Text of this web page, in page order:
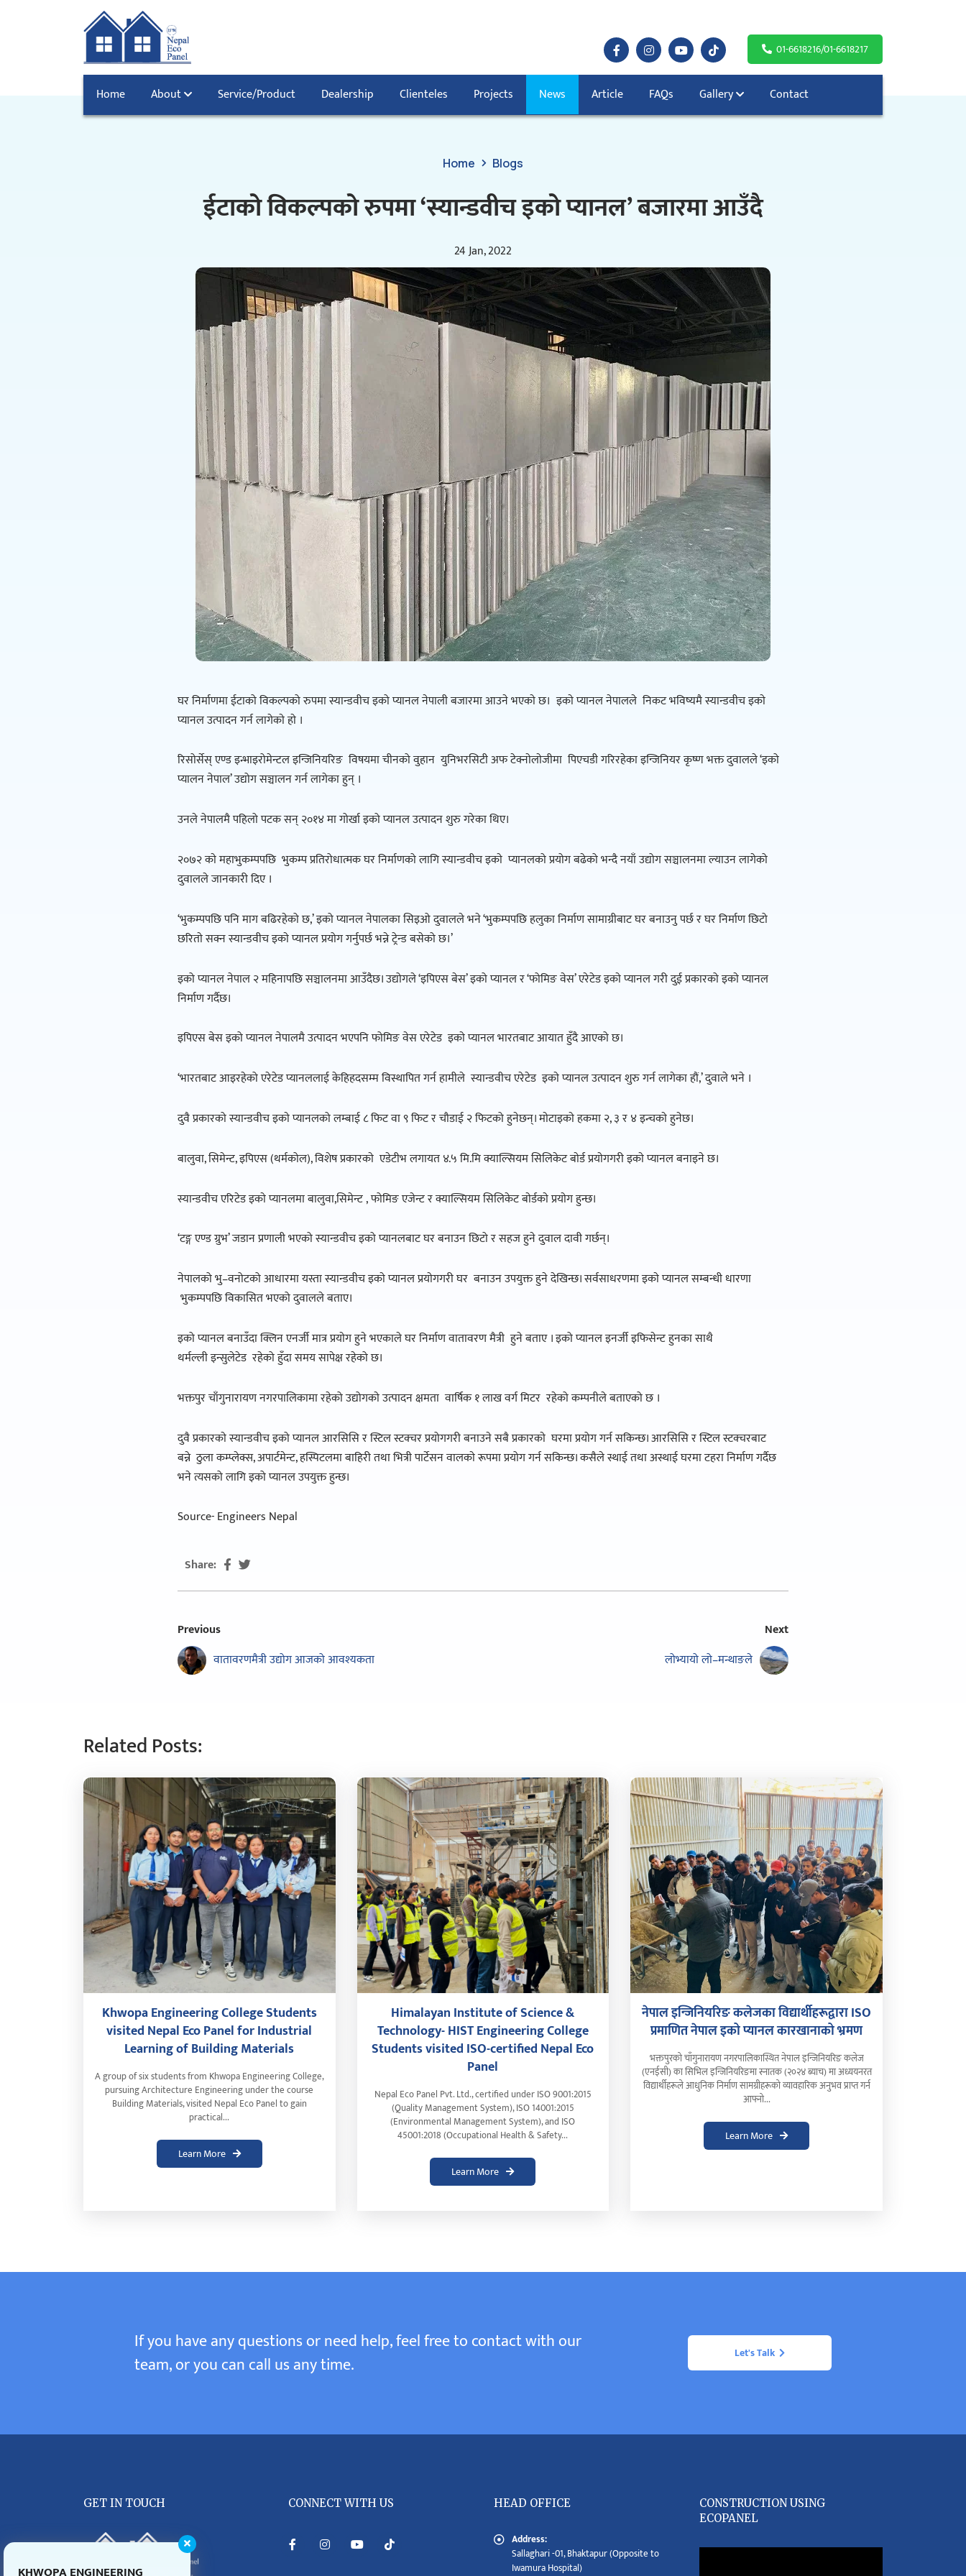
01-6618216/01-6618217
Home About Service/Product Dealership Clienteles Projects News Article FAQs Gallery Contact
Home Blogs
ईटाको विकल्पको रुपमा ‘स्यान्डवीच इको प्यानल’ बजारमा आउँदै
24 Jan, 2022
घर निर्माणमा ईटाको विकल्पको रुपमा स्यान्डवीच इको प्यानल नेपाली बजारमा आउने भएकाे छ। इकाे प्यानल नेपालले निकट भविष्यमै स्यान्डवीच इकाे
प्यानल उत्पादन गर्न लागेकाे हाे ।
रिसोर्सेस् एण्ड इन्भाइरोमेन्टल इन्जिनियरिङ विषयमा चीनको वुहान युनिभरसिटी अफ टेक्नाेलाेजीमा पिएचडी गरिरहेका इन्जिनियर कृष्ण भक्त दुवालले ‘इको
प्यालन नेपाल’ उद्योग सञ्चालन गर्न लागेका हुन् ।
उनले नेपालमै पहिलो पटक सन् २०१४ मा गोर्खा इको प्यानल उत्पादन शुरु गरेका थिए।
२०७२ काे महाभुकम्पपछि भुकम्प प्रतिरोधात्मक घर निर्माणको लागि स्यान्डवीच इकाे प्यानलको प्रयोग बढेको भन्दै नयाँ उद्योग सञ्चालनमा ल्याउन लागेको
दुवालले जानकारी दिए ।
‘भुकम्पपछि पनि माग बढिरहेको छ,’ इको प्यानल नेपालका सिइओ दुवालले भने ‘भुकम्पपछि हलुका निर्माण सामाग्रीबाट घर बनाउनु पर्छ र घर निर्माण छिटो
छरिताे सक्न स्यान्डवीच इकाे प्यानल प्रयोग गर्नुपर्छ भन्ने ट्रेन्ड बसेको छ।’
इको प्यानल नेपाल २ महिनापछि सञ्चालनमा आउँदैछ। उद्योगले ‘इपिएस बेस’ इको प्यानल र ‘फोमिङ वेस’ एरेटेड इकाे प्यानल गरी दुई प्रकारको इकाे प्यानल
निर्माण गर्दैछ।
इपिएस बेस इको प्यानल नेपालमै उत्पादन भएपनि फोमिङ वेस एरेटेड इकाे प्यानल भारतबाट आयात हुँदै आएको छ।
‘भारतबाट आइरहेको एरेटेड प्यानललाई केहिहदसम्म विस्थापित गर्न हामीले स्यान्डवीच एरेटेड इकाे प्यानल उत्पादन शुरु गर्न लागेका हौं,’ दुवाले भने ।
दुवै प्रकारको स्यान्डवीच इकाे प्यानलको लम्बाई ८ फिट वा ९ फिट र चौडाई २ फिटको हुनेछन्। माेटाइकाे हकमा २, ३ र ४ इन्चकाे हुनेछ।
बालुवा, सिमेन्ट, इपिएस (थर्मकोल), विशेष प्रकारकाे एडेटीभ लगायत ४.५ मि.मि क्याल्सियम सिलिकेट बाेर्ड प्रयाेगगरी इकाे प्यानल बनाइने छ।
स्यान्डवीच एरिटेड इकाे प्यानलमा बालुवा,सिमेन्ट , फोमिङ एजेन्ट र क्याल्सियम सिलिकेट बाेर्डकाे प्रयाेग हुन्छ।
‘टङ्ग एण्ड ग्रुभ’ जडान प्रणाली भएको स्यान्डवीच इको प्यानलबाट घर बनाउन छिटो र सहज हुने दुवाल दावी गर्छन्।
नेपालको भु–वनोटको आधारमा यस्ता स्यान्डवीच इकाे प्यानल प्रयाेगगरी घर बनाउन उपयुक्त हुने देखिन्छ। सर्वसाधरणमा इकाे प्यानल सम्बन्धी धारणा
भुकम्पपछि विकासित भएको दुवालले बताए।
इको प्यानल बनाउँदा क्लिन एनर्जी मात्र प्रयाेग हुने भएकाले घर निर्माण वातावरण मैत्री हुने बताए । इको प्यानल इनर्जी इफिसेन्ट हुनका साथै
थर्मल्ली इन्सुलेटेड रहेको हुँदा समय सापेक्ष रहेको छ।
भक्तपुर चाँगुनारायण नगरपालिकामा रहेको उद्योगकाे उत्पादन क्षमता वार्षिक १ लाख वर्ग मिटर रहेको कम्पनीले बताएको छ ।
दुवै प्रकारकाे स्यान्डवीच इको प्यानल आरसिसि र स्टिल स्टक्चर प्रयोगगरी बनाउने सबै प्रकारकाे घरमा प्रयोग गर्न सकिन्छ। आरसिसि र स्टिल स्टक्चरबाट
बन्ने ठुला कम्प्लेक्स, अपार्टमेन्ट, हस्पिटलमा बाहिरी तथा भित्री पार्टेसन वालकाे रूपमा प्रयोग गर्न सकिन्छ। कसैले स्थाई तथा अस्थाई घरमा टहरा निर्माण गर्दैछ
भने त्यसको लागि इको प्यानल उपयुक्त हुन्छ।
Source- Engineers Nepal
Share:
Previous
वातावरणमैत्री उद्योग आजको आवश्यकता
Next
लोभ्यायो लो–मन्थाङले
Related Posts:
Khwopa Engineering College Students
visited Nepal Eco Panel for Industrial
Learning of Building Materials
A group of six students from Khwopa Engineering College,
pursuing Architecture Engineering under the course
Building Materials, visited Nepal Eco Panel to gain
practical...
Learn More
Himalayan Institute of Science &
Technology- HIST Engineering College
Students visited ISO-certified Nepal Eco
Panel
Nepal Eco Panel Pvt. Ltd., certified under ISO 9001:2015
(Quality Management System), ISO 14001:2015
(Environmental Management System), and ISO
45001:2018 (Occupational Health & Safety...
Learn More
नेपाल इन्जिनियरिङ कलेजका विद्यार्थीहरूद्वारा ISO
प्रमाणित नेपाल इको प्यानल कारखानाको भ्रमण
भक्तपुरको चाँगुनारायण नगरपालिकास्थित नेपाल इन्जिनियरिङ कलेज
(एनईसी) का सिभिल इन्जिनियरिङमा स्नातक (२०२४ ब्याच) मा अध्ययनरत
विद्यार्थीहरूले आधुनिक निर्माण सामग्रीहरूको व्यावहारिक अनुभव प्राप्त गर्न
आफ्नो...
Learn More
If you have any questions or need help, feel free to contact with our
team, or you can call us any time.
Let's Talk
GET IN TOUCH CONNECT WITH US HEAD OFFICE
Address:
Sallaghari -01, Bhaktapur (Opposite to
Iwamura Hospital)
CONSTRUCTION USING
ECOPANEL